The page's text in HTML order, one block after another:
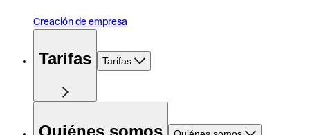
Creación de empresa
Tarifas Tarifas
Quiénes somos